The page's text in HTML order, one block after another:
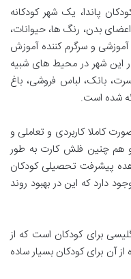
پاندا، یک شهر کودکانه
بدن، رنگ ها، حیوانات،
و سرگرم کننده آموزش
این شهر در محیط های شبیه
بانک، لباس فروشی، باغ
شده است.
کاملا کاربردی و تعاملی و
هم چنین فلش کارت به طور
پیشرفت تحصیلی کودکان
دارد که این در بهبود روند
برای کودکان است که از
آن برای کودکان بسیار ساده